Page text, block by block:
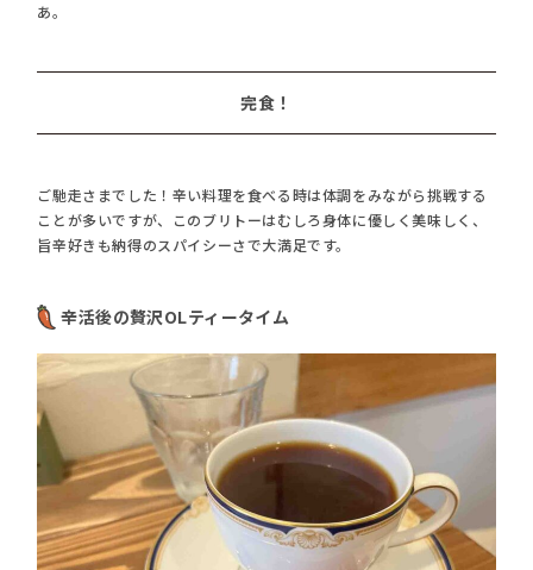
あ。
完食！
ご馳走さまでした！辛い料理を食べる時は体調をみながら挑戦する
ことが多いですが、このブリトーはむしろ身体に優しく美味しく、
旨辛好きも納得のスパイシーさで大満足です。
辛活後の贅沢OLティータイム